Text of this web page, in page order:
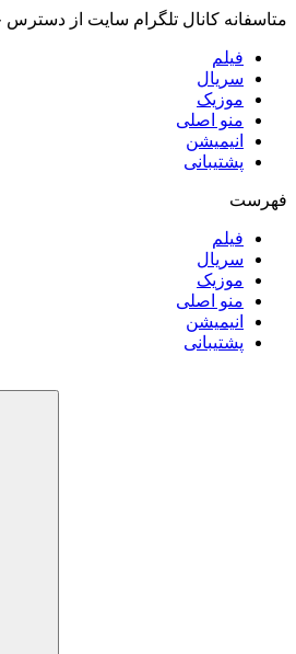
متاسفانه کانال تلگرام سایت از
فیلم
سریال
موزیک
منو اصلی
انیمیشن
پشتیبانی
فهرست
فیلم
سریال
موزیک
منو اصلی
انیمیشن
پشتیبانی